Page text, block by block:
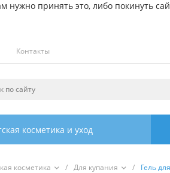
принять это, либо покинуть
Контакты
косметика и уход
косметика / Для купания / Гель